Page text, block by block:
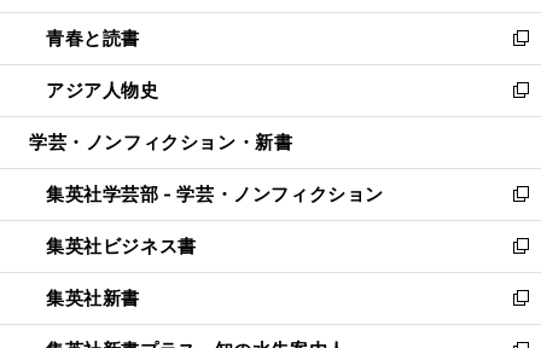
ウ
で
開
く
ン
ド
ウ
で
開
ウ
ィ
ン
ド
ウ
開
く
し
い
ウ
ィ
ン
ウ
で
開
く
青春と読書
新
し
い
ウ
ン
ド
ウ
で
開
く
アジア人物史
新
し
ウ
ィ
ン
ド
ウ
で
開
学芸・ノンフィクション・新書
集英社学芸部 - 学芸・ノンフィクション
新
し
い
ウ
ィ
ン
集英社ビジネス書
新
し
い
ウ
集英社新書
新
し